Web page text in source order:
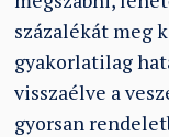
százalékát meg
gyakorlatilag
visszaélve a
gyorsan